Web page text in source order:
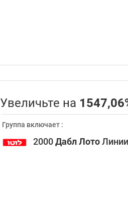
Увеличьте на
Группа включает :
2000Дабл Лото